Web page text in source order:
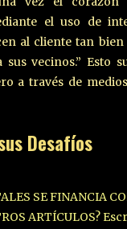
el uso de
al cliente tan
vecinos.” Esto
a través de
Desafíos
SE FINANCIA
ARTÍCULOS?